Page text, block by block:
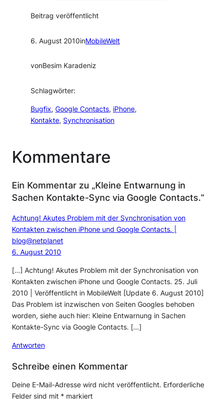
Beitrag veröffentlicht
6. August 2010inMobileWelt
vonBesim Karadeniz
Schlagwörter:
Bugfix, Google Contacts, iPhone
Kontakte, Synchronisation
Kommentare
Ein Kommentar zu „Kleine Entwarnung in
Sachen Kontakte-Sync via Google Contacts.“
Achtung! Akutes Problem mit der Synchronisation von
Kontakten zwischen iPhone und Google Contacts. |
blog@netplanet
6. August 2010
[…] Achtung! Akutes Problem mit der Synchronisation von
Kontakten zwischen iPhone und Google Contacts. 25. Juli
2010 | Veröffentlicht in MobileWelt [Update 6. August 2010]
Das Problem ist inzwischen von Seiten Googles behoben
worden, siehe auch hier: Kleine Entwarnung in Sachen
Kontakte-Sync via Google Contacts. […]
Antworten
Schreibe einen Kommentar
Deine E-Mail-Adresse wird nicht veröffentlicht. Erforderliche
Felder sind mit * markiert